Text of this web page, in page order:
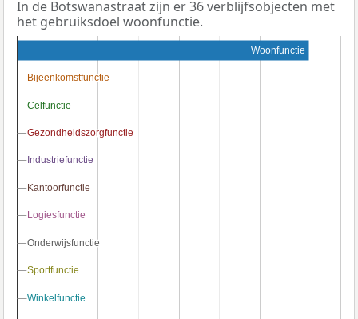
In de Botswanastraat zijn er 36 verblijfsobjecten met
het gebruiksdoel woonfunctie.
Woonfunctie
Bijeenkomstfunctie
Bijeenkomstfunctie
Celfunctie
Celfunctie
Gezondheidszorgfunctie
Gezondheidszorgfunctie
Industriefunctie
Industriefunctie
Kantoorfunctie
Kantoorfunctie
Logiesfunctie
Logiesfunctie
Onderwijsfunctie
Onderwijsfunctie
Sportfunctie
Sportfunctie
Winkelfunctie
Winkelfunctie